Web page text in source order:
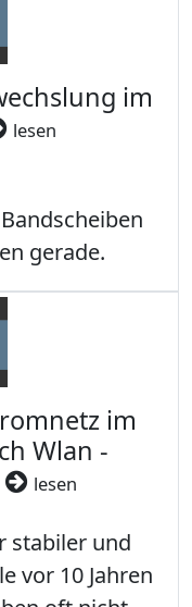
im
lesen
gerade.
im
Wlan -
lesen
stabiler und
vor 10 Jahren